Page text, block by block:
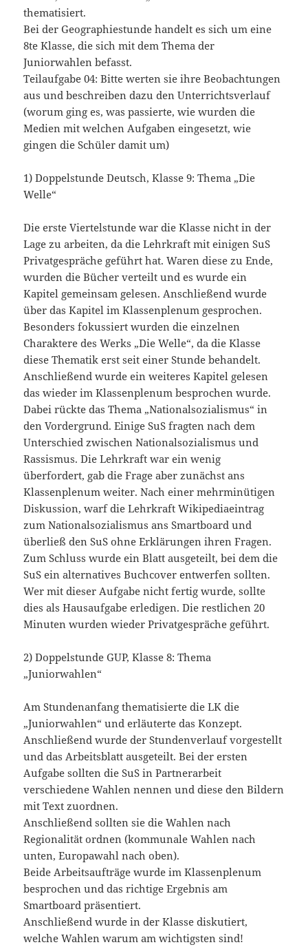
thematisiert.
Bei der Geographiestunde handelt es sich um eine
8te Klasse, die sich mit dem Thema der
Juniorwahlen befasst.
Teilaufgabe 04: Bitte werten sie ihre Beobachtungen
aus und beschreiben dazu den Unterrichtsverlauf
(worum ging es, was passierte, wie wurden die
Medien mit welchen Aufgaben eingesetzt, wie
gingen die Schüler damit um)
1) Doppelstunde Deutsch, Klasse 9: Thema „Die
Welle“
Die erste Viertelstunde war die Klasse nicht in der
Lage zu arbeiten, da die Lehrkraft mit einigen SuS
Privatgespräche geführt hat. Waren diese zu Ende,
wurden die Bücher verteilt und es wurde ein
Kapitel gemeinsam gelesen. Anschließend wurde
über das Kapitel im Klassenplenum gesprochen.
Besonders fokussiert wurden die einzelnen
Charaktere des Werks „Die Welle“, da die Klasse
diese Thematik erst seit einer Stunde behandelt.
Anschließend wurde ein weiteres Kapitel gelesen
das wieder im Klassenplenum besprochen wurde.
Dabei rückte das Thema „Nationalsozialismus“ in
den Vordergrund. Einige SuS fragten nach dem
Unterschied zwischen Nationalsozialismus und
Rassismus. Die Lehrkraft war ein wenig
überfordert, gab die Frage aber zunächst ans
Klassenplenum weiter. Nach einer mehrminütigen
Diskussion, warf die Lehrkraft Wikipediaeintrag
zum Nationalsozialismus ans Smartboard und
überließ den SuS ohne Erklärungen ihren Fragen.
Zum Schluss wurde ein Blatt ausgeteilt, bei dem die
SuS ein alternatives Buchcover entwerfen sollten.
Wer mit dieser Aufgabe nicht fertig wurde, sollte
dies als Hausaufgabe erledigen. Die restlichen 20
Minuten wurden wieder Privatgespräche geführt.
2) Doppelstunde GUP, Klasse 8: Thema
„Juniorwahlen“
Am Stundenanfang thematisierte die LK die
„Juniorwahlen“ und erläuterte das Konzept.
Anschließend wurde der Stundenverlauf vorgestellt
und das Arbeitsblatt ausgeteilt. Bei der ersten
Aufgabe sollten die SuS in Partnerarbeit
verschiedene Wahlen nennen und diese den Bildern
mit Text zuordnen.
Anschließend sollten sie die Wahlen nach
Regionalität ordnen (kommunale Wahlen nach
unten, Europawahl nach oben).
Beide Arbeitsaufträge wurde im Klassenplenum
besprochen und das richtige Ergebnis am
Smartboard präsentiert.
Anschließend wurde in der Klasse diskutiert,
welche Wahlen warum am wichtigsten sind!